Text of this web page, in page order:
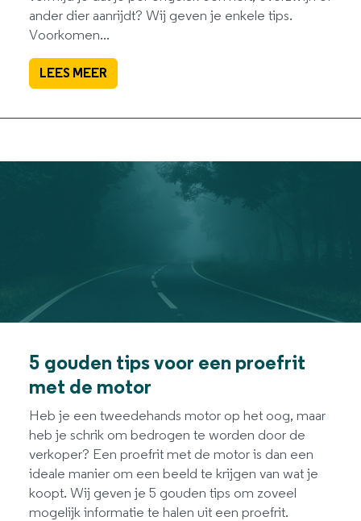
ander dier aanrijdt? Wij geven je enkele tips.
Voorkomen...
LEES MEER
5 gouden tips voor een proefrit
met de motor
Heb je een tweedehands motor op het oog, maar
heb je schrik om bedrogen te worden door de
verkoper? Een proefrit met de motor is dan een
ideale manier om een beeld te krijgen van wat je
koopt. Wij geven je 5 gouden tips om zoveel
mogelijk informatie te halen uit een proefrit.